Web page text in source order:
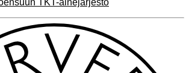
TKT-ainejärjestö